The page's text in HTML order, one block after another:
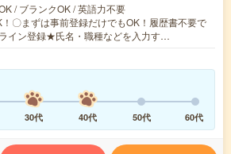
/ ブランクOK / 英語力不要
〇まずは事前登録だけでもOK！履歴書不要で
イン登録★氏名・職種などを入力す…
30代 40代 50代 60代